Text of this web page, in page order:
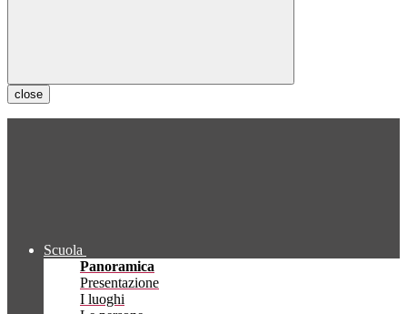
close
Scuola
Panoramica
Presentazione
I luoghi